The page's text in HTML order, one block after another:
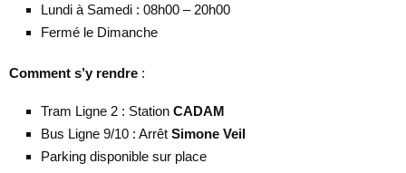
Lundi à Samedi : 08h00 – 20h00
Fermé le Dimanche
Comment s’y rendre :
Tram Ligne 2 : Station CADAM
Bus Ligne 9/10 : Arrêt Simone Veil
Parking disponible sur place